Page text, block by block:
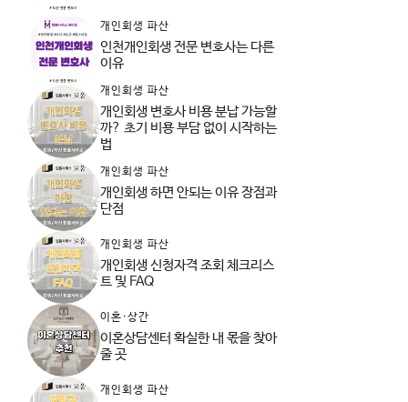
개인회생 파산
인천개인회생 전문 변호사는 다른
이유
개인회생 파산
개인회생 변호사 비용 분납 가능할
까? 초기 비용 부담 없이 시작하는
법
개인회생 파산
개인회생 하면 안되는 이유 장점과
단점
개인회생 파산
개인회생 신청자격 조회 체크리스
트 및 FAQ
이혼·상간
이혼상담센터 확실한 내 몫을 찾아
줄 곳
개인회생 파산